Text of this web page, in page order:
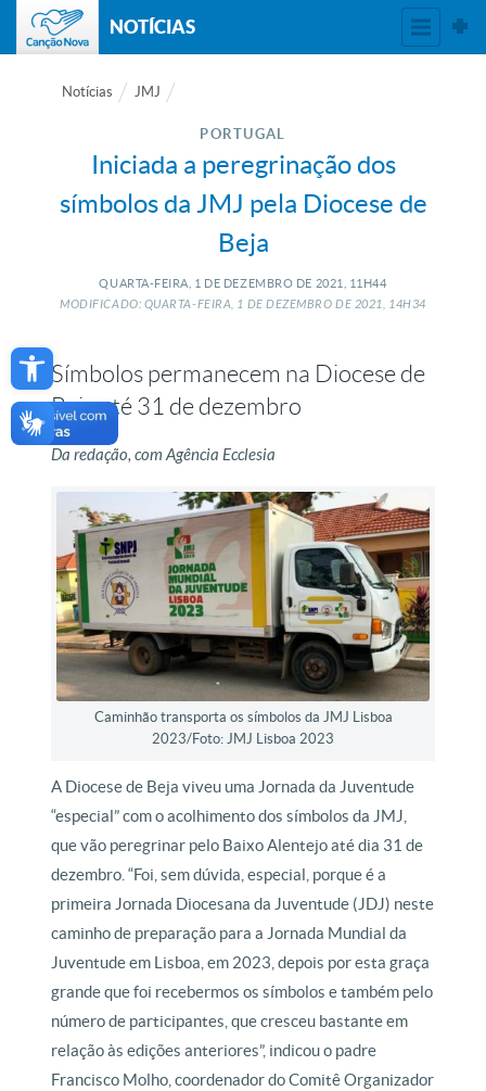
Open toolbar
NOTÍCIAS
Notícias JMJ
PORTUGAL
Iniciada a peregrinação dos
símbolos da JMJ pela Diocese de
Beja
QUARTA-FEIRA, 1 DE DEZEMBRO DE 2021, 11H44
MODIFICADO: QUARTA-FEIRA, 1 DEDEZEMBRO DE 2021, 14H34
Símbolos permanecem na Diocese de
Beja até 31 de dezembro
Da redação, com Agência Ecclesia
Caminhão transporta os símbolos da JMJ Lisboa
2023/Foto: JMJ Lisboa 2023
A Diocese de Beja viveu uma Jornada da Juventude
“especial” com o acolhimento dos símbolos da JMJ,
que vão peregrinar pelo Baixo Alentejo até dia 31 de
dezembro. “Foi, sem dúvida, especial, porque é a
primeira Jornada Diocesana da Juventude (JDJ) neste
caminho de preparação para a Jornada Mundial da
Juventude em Lisboa, em 2023, depois por esta graça
grande que foi recebermos os símbolos e também pelo
número de participantes, que cresceu bastante em
relação às edições anteriores”, indicou o padre
Francisco Molho, coordenador do Comitê Organizador